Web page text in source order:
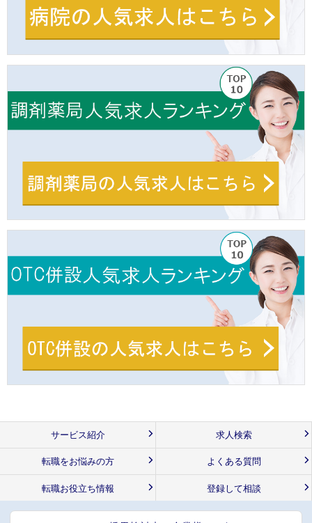
サービス紹介 求人検索
転職をお悩みの方 よくある質問
転職お役立ち情報 登録して相談